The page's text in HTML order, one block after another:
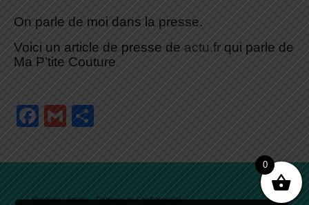
On parle de moi dans la presse.
Voici un article de presse de actu.fr qui parle de
Ma P’tite Couture
Facebook
Gmail
Mentions Légales Politique de Confidentialité
0